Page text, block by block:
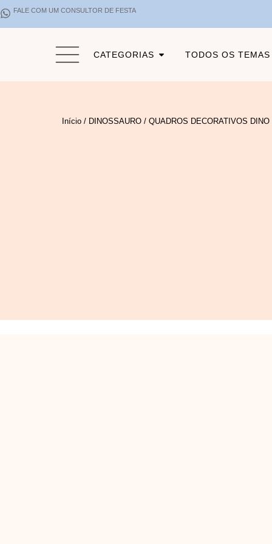
FALE COM UM CONSULTOR DE FESTA
CATEGORIAS TODOS OS TEMAS
Início / DINOSSAURO / QUADROS DECORATIVOS